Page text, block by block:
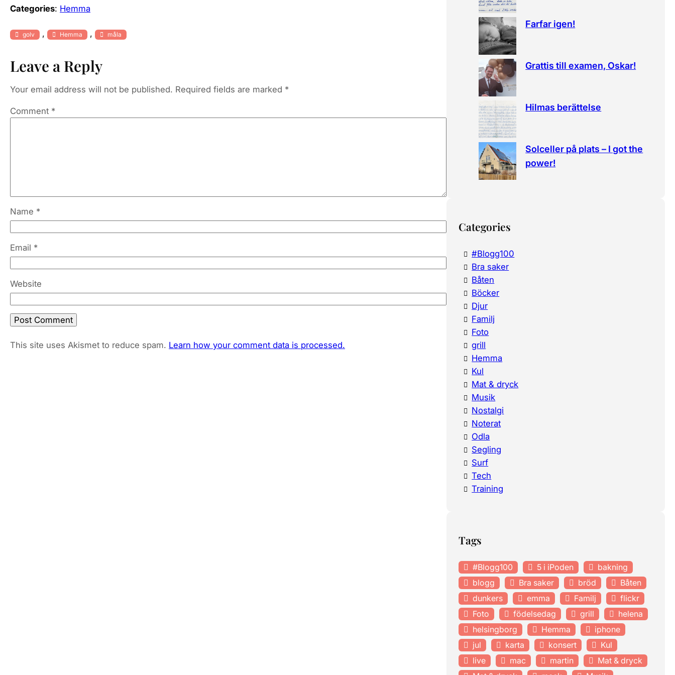
Categories: Hemma
golv , Hemma , måla
Leave a Reply
Your email address will not be published. Required fields are marked *
Comment *
Name *
Email *
Website
This site uses Akismet to reduce spam. Learn how your comment data is processed.
Farfar igen!
Grattis till examen, Oskar!
Hilmas berättelse
Solceller på plats – I got the
power!
Categories
#Blogg100
Bra saker
Båten
Böcker
Djur
Familj
Foto
grill
Hemma
Kul
Mat & dryck
Musik
Nostalgi
Noterat
Odla
Segling
Surf
Tech
Training
Tags
#Blogg100 5 i iPoden
bakning
blogg
Bra saker bröd
Båten
dunkers
emma Familj
flickr
Foto
födelsedag grill
helena
helsingborg
Hemma
iphone
jul
karta konsert
Kul
live
mac martin
Mat & dryck